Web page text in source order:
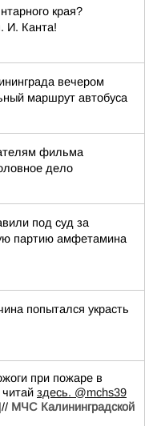
края?
И. Канта!
вечером
маршрут автобуса
фильма
дело
под суд за
партию амфетамина
попытался украсть
при пожаре в
здесь. @mchs39
|// МЧС Калининградской